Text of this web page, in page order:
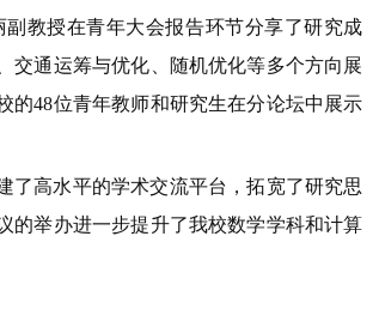
教授在青年大会报告环节分享了研究成
交通运筹与优化、随机优化等多个方向展
的48位青年教师和研究生在分论坛中展示
了高水平的学术交流平台，拓宽了研究思
的举办进一步提升了我校数学学科和计算